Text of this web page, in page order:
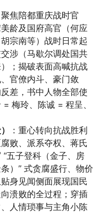
聚焦陪都重庆战时官
龄及国府高官（何应
宗南等）战时日常起
涉（马歇尔调处国共
；揭破表面高喊抗战
官僚内斗、豪门敛
差，书中人物全部使
梅玲、陈诚 = 程呈、
：重心转向抗战胜利
败、派系夺权、蒋氏
五子登科（金子、房
）” 式贪腐盛行、物价
身见闻侧面展现国民
溃败的全过程；穿插
人情琐事与主角小陈